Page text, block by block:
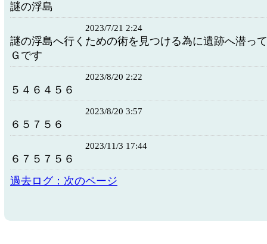
謎の浮島
2023/7/21 2:24
謎の浮島へ行くための術を見つける為に遺跡へ潜っ
Ｇです
2023/8/20 2:22
５４６４５６
2023/8/20 3:57
６５７５６
2023/11/3 17:44
６７５７５６
過去ログ：次のページ